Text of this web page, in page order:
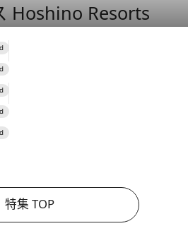
Hoshino Resorts
特集 TOP